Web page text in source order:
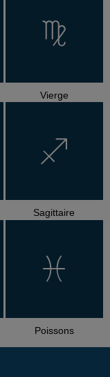
Vierge
Sagittaire
Poissons